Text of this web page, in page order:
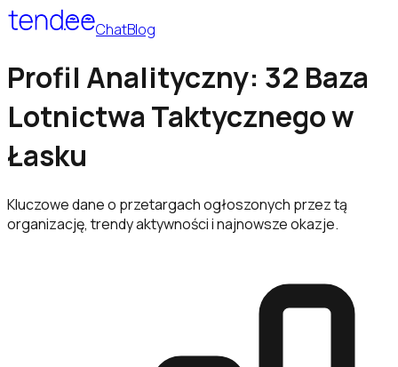
ChatBlog
Profil Analityczny: 32 Baza
Lotnictwa Taktycznego w
Łasku
Kluczowe dane o przetargach ogłoszonych przez tą
organizację, trendy aktywności i najnowsze okazje.